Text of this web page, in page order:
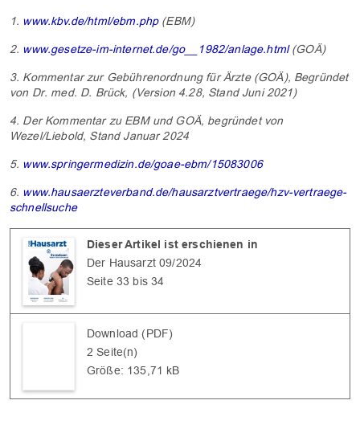
1. www.kbv.de/html/ebm.php(EBM)
2. www.gesetze-im-internet.de/go__1982/anlage.html(GOÄ)
3. Kommentar zur Gebührenordnung für Ärzte (GOÄ), Begründet
von Dr. med. D. Brück, (Version 4.28, Stand Juni 2021)
4. Der Kommentar zu EBM und GOÄ, begründet von
Wezel/Liebold, Stand Januar 2024
5. www.springermedizin.de/goae-ebm/15083006
6. www.hausaerzteverband.de/hausarztvertraege/hzv-vertraege-
schnellsuche
Dieser Artikel ist erschienen in
Der Hausarzt 09/2024
Seite 33 bis 34
Download (PDF)
2 Seite(n)
Größe: 135,71 kB